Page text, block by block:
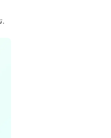
تقدر تنقل الجلسات لمراحل مختلفة، وأيضًا ليوم مختلف في الأجندة. اضغط على أيقونة التقويم اللي جنب وقت الجلسة واختر يوم مختلف.